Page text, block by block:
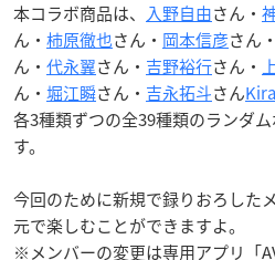
本コラボ商品は、 入野自由さん・
ん・ 柿原徹也さん・ 岡本信彦さん・
ん・ 代永翼さん・ 吉野裕行さん・
ん・ 堀江瞬さん・ 吉永拓斗さん
各3種類ずつの全39種類のランダ
す。
今回のために新規で録りおろした
元で楽しむことができますよ。
※メンバーの変更は専用アプリ「